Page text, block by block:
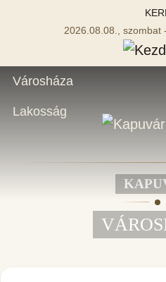
2026.08.08., szombat
Városháza
Lakosság